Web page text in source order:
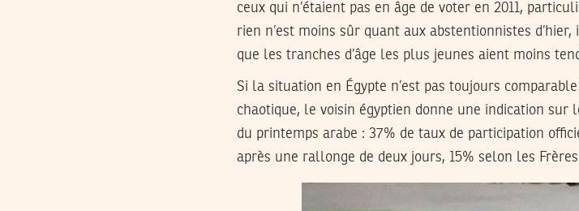
ceux qui n’étaient pas en âge de voter en 2011,
rien n’est moins sûr quant aux abstentionnistes
que les tranches d’âge les plus jeunes aient moins
Si la situation en Égypte n’est pas toujours
chaotique, le voisin égyptien donne une indication sur
du printemps arabe : 37% de taux de participation
après une rallonge de deux jours, 15% selon les